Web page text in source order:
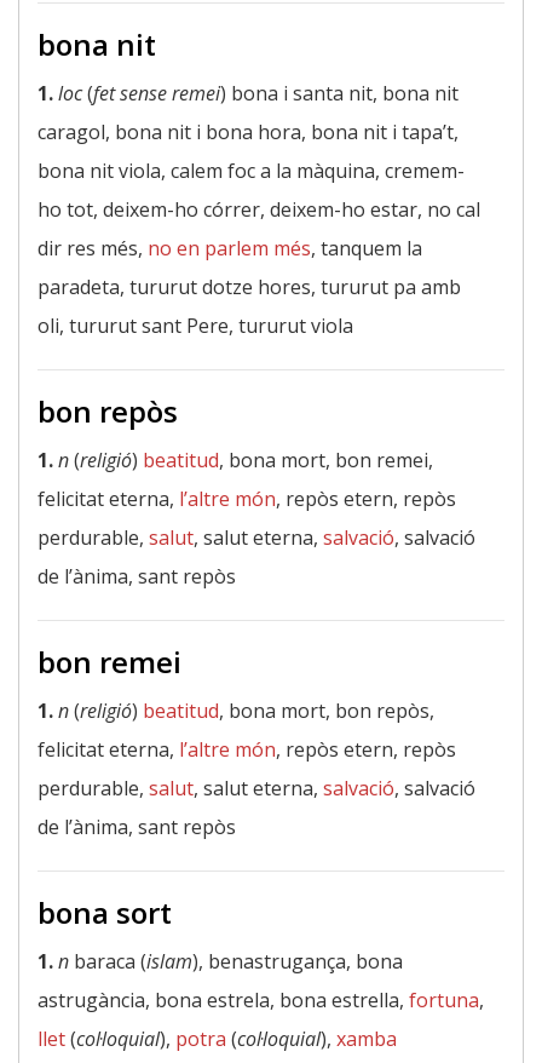
bona nit
1.loc(fet sense remei) bona i santa nit, bona nit
caragol, bona nit i bona hora, bona nit i tapa’t,
bona nit viola, calem foc a la màquina, cremem-
ho tot, deixem-ho córrer, deixem-ho estar, no cal
dir res més, no en parlem més, tanquem la
paradeta, tururut dotze hores, tururut pa amb
oli, tururut sant Pere, tururut viola
bon repòs
1.n(religió) beatitud, bona mort, bon remei,
felicitat eterna, l’altre món, repòs etern, repòs
perdurable, salut, salut eterna, salvació, salvació
de l’ànima, sant repòs
bon remei
1.n(religió) beatitud, bona mort, bon repòs,
felicitat eterna, l’altre món, repòs etern, repòs
perdurable, salut, salut eterna, salvació, salvació
de l’ànima, sant repòs
bona sort
1.n baraca (islam), benastrugança, bona
astrugància, bona estrela, bona estrella, fortuna,
llet(col·loquial), potra (col·loquial), xamba